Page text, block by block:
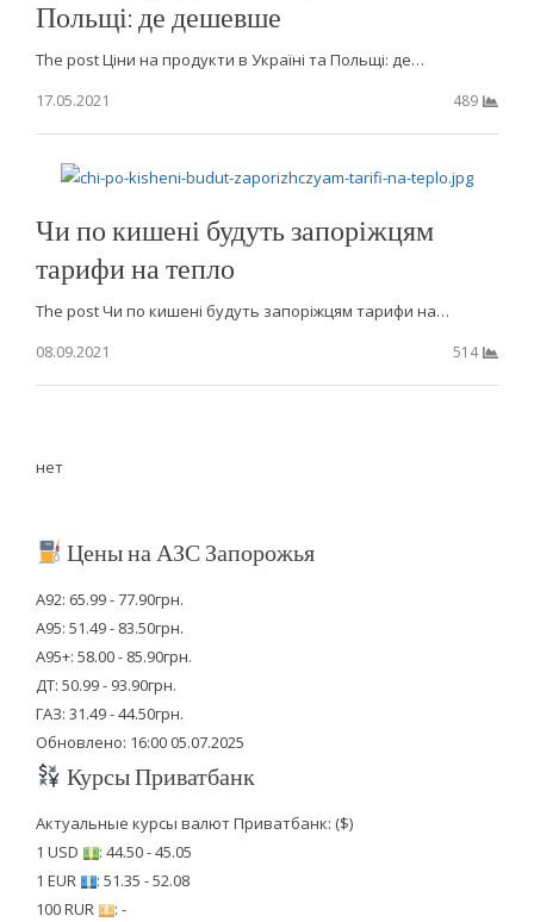
Польщі: де дешевше
The post Ціни на продукти в Україні та Польщі: де…
17.05.2021
489
Чи по кишені будуть запоріжцям
тарифи на тепло
The post Чи по кишені будуть запоріжцям тарифи на…
08.09.2021
514
нет
Цены на АЗС Запорожья
А92: 65.99 - 77.90грн.
А95: 51.49 - 83.50грн.
А95+: 58.00 - 85.90грн.
ДТ: 50.99 - 93.90грн.
ГАЗ: 31.49 - 44.50грн.
Обновлено: 16:00 05.07.2025
Курсы Приватбанк
Актуальные курсы валют Приватбанк: ($)
1 USD
: 44.50 - 45.05
1 EUR
: 51.35 - 52.08
100 RUR
: -